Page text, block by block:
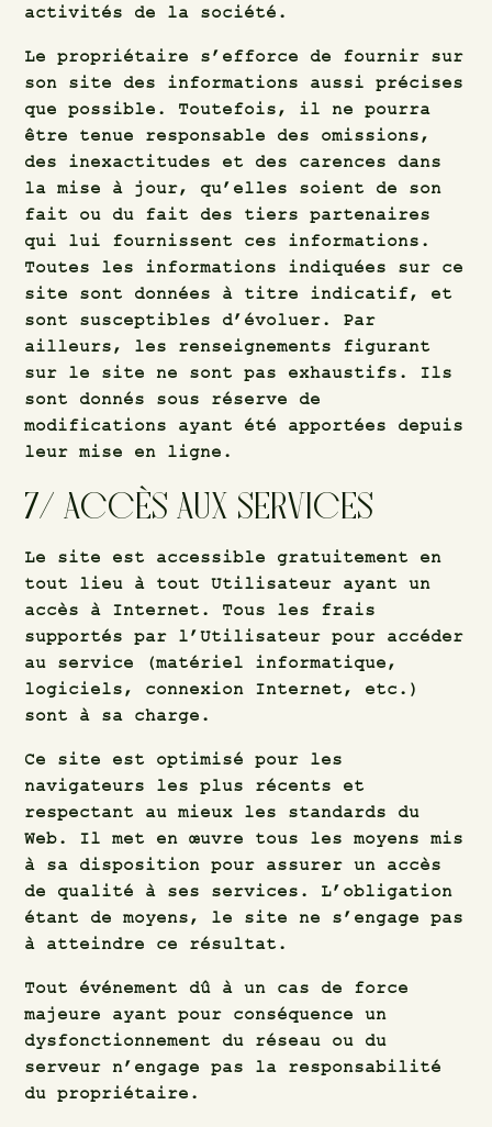
activités de la société.
Le propriétaire s’efforce de fournir sur
son site des informations aussi précises
que possible. Toutefois, il ne pourra
être tenue responsable des omissions,
des inexactitudes et des carences dans
la mise à jour, qu’elles soient de son
fait ou du fait des tiers partenaires
qui lui fournissent ces informations.
Toutes les informations indiquées sur ce
site sont données à titre indicatif, et
sont susceptibles d’évoluer. Par
ailleurs, les renseignements figurant
sur le site ne sont pas exhaustifs. Ils
sont donnés sous réserve de
modifications ayant été apportées depuis
leur mise en ligne.
7/ ACCÈS AUX SERVICES
Le site est accessible gratuitement en
tout lieu à tout Utilisateur ayant un
accès à Internet. Tous les frais
supportés par l’Utilisateur pour accéder
au service (matériel informatique,
logiciels, connexion Internet, etc.)
sont à sa charge.
Ce site est optimisé pour les
navigateurs les plus récents et
respectant au mieux les standards du
Web. Il met en œuvre tous les moyens mis
à sa disposition pour assurer un accès
de qualité à ses services. L’obligation
étant de moyens, le site ne s’engage pas
à atteindre ce résultat.
Tout événement dû à un cas de force
majeure ayant pour conséquence un
dysfonctionnement du réseau ou du
serveur n’engage pas la responsabilité
du propriétaire.